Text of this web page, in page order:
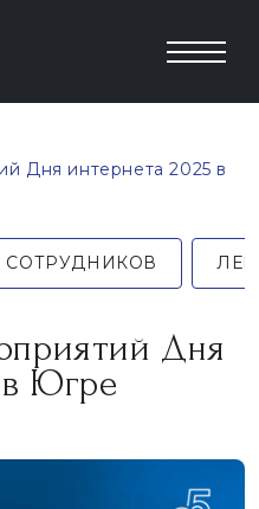
Дня интернета 2025 в
СОТРУДНИКОВ
Дня
в Югре